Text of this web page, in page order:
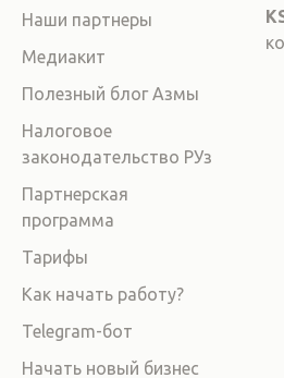
Наши партнеры
Медиакит
Полезный блог Азмы
Налоговое
законодательство РУз
Партнерская
программа
Тарифы
Как начать работу?
Telegram-бот
Начать новый бизнес